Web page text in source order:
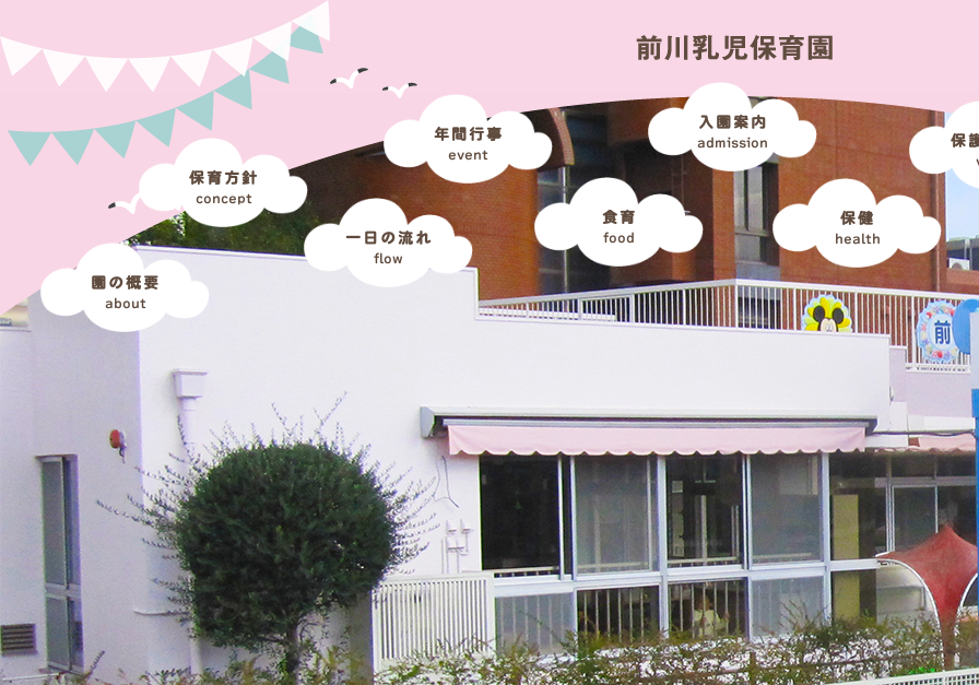
園の概要
about
保育方針
concept
一日の流れ
flow
年間行事
event
食育
food
入園案内
admission
保健
health
保